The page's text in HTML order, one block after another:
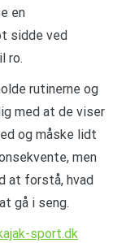
en
sidde ved
ro.
rutinerne og
med at de viser
og måske lidt
men
at forstå, hvad
gå i seng.
sport.dk